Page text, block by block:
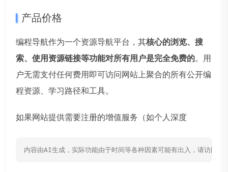
产品价格
编程导航作为一个资源导航平台，其核心的浏览、搜
索、使用资源链接等功能对所有用户是完全免费的。用
户无需支付任何费用即可访问网站上聚合的所有公开编
程资源、学习路径和工具。
如果网站提供需要注册的增值服务（如个人深度
内容由AI生成，实际功能由于时间等各种因素可能有出入，请访问网